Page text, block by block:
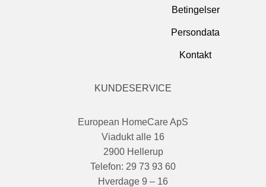
Betingelser
Persondata
Kontakt
KUNDESERVICE
European HomeCare ApS
Viadukt alle 16
2900 Hellerup
Telefon: 29 73 93 60
Hverdage 9 – 16